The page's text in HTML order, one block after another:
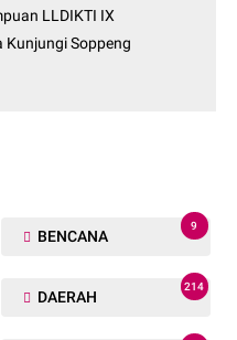
LLDIKTI IX
Soppeng
BENCANA
9
DAERAH
214